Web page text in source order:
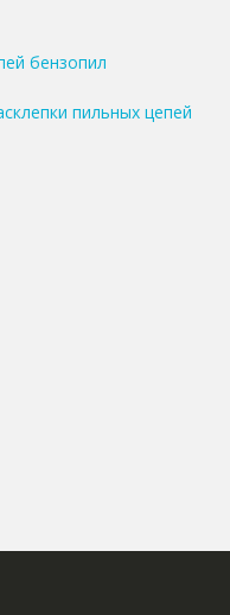
бензопил
пильных цепей